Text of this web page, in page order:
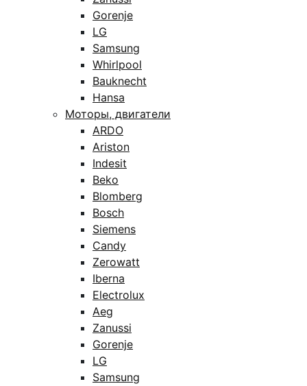
Gorenje
LG
Samsung
Whirlpool
Bauknecht
Hansa
Моторы, двигатели
ARDO
Ariston
Indesit
Beko
Blomberg
Bosch
Siemens
Candy
Zerowatt
Iberna
Electrolux
Aeg
Zanussi
Gorenje
LG
Samsung